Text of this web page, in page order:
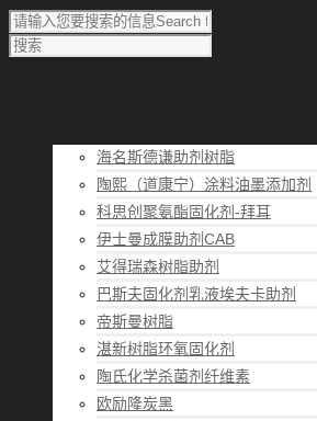
海名斯德谦助剂树脂
陶熙（道康宁）涂料油墨添加剂
科思创聚氨酯固化剂-拜耳
伊士曼成膜助剂CAB
艾得瑞森树脂助剂
巴斯夫固化剂乳液埃夫卡助剂
帝斯曼树脂
湛新树脂环氧固化剂
陶氏化学杀菌剂纤维素
欧励隆炭黑